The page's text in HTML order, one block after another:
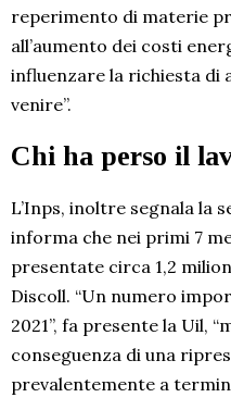
reperimento di materie
all’aumento dei costi
influenzare la richiesta di
venire”.
Chi ha perso il
L’Inps, inoltre segnala la
informa che nei primi 7
presentate circa 1,2
Discoll. “Un numero
2021”, fa presente la Uil,
conseguenza di una
prevalentemente a